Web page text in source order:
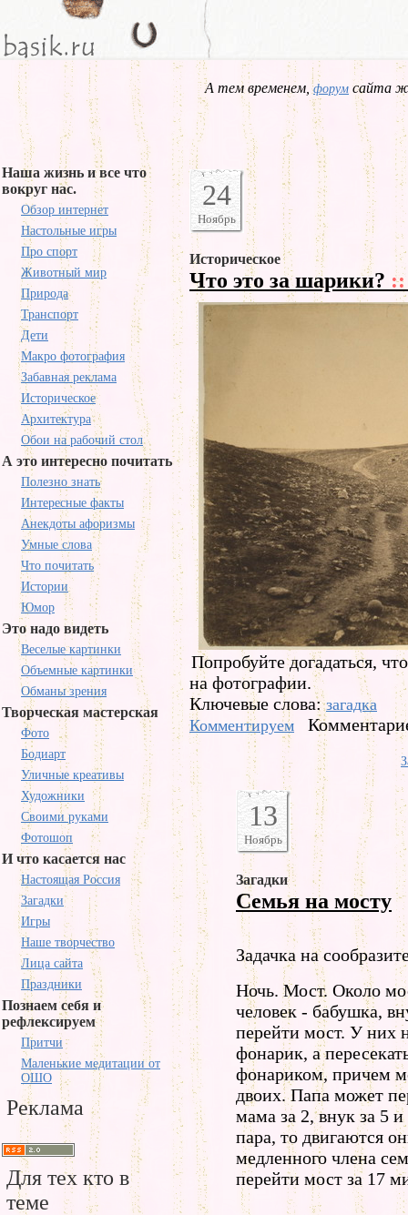
А тем временем,форум сайта
Наша жизнь и все что
вокруг нас.
Обзор интернет
Настольные игры
Про спорт
Животный мир
Природа
Транспорт
Дети
Макро фотография
Забавная реклама
Историческое
Архитектура
Обои на рабочий стол
А это интересно почитать
Полезно знать
Интересные факты
Анекдоты афоризмы
Умные слова
Что почитать
Истории
Юмор
Это надо видеть
Веселые картинки
Объемные картинки
Обманы зрения
Творческая мастерская
Фото
Бодиарт
Уличные креативы
Художники
Своими руками
Фотошоп
И что касается нас
Настоящая Россия
Загадки
Игры
Наше творчество
Лица сайта
Праздники
Познаем себя и
рефлексируем
Притчи
Маленькие медитации от
ОШО
Реклама
Для тех кто в
теме
24
Ноябрь
Историческое
Что это за шарики? ::
Попробуйте догадаться,
на фотографии.
Ключевые слова:загадка
Комментируем
13
Ноябрь
Загадки
Семья на мосту
Задачка на
Ночь. Мост. Около
человек - бабушка,
перейти мост. У них
фонарик, а
фонариком, причем
двоих. Папа может
мама за 2, внук за 5
пара, то двигаются
медленного члена
перейти мост за 17